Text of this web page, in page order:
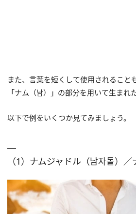
また、言葉を短くして使用されること
「ナム（남）」の部分を用いて生まれ
以下で例をいくつか見てみましょう。
（1）ナムジャドル（남자돌）／